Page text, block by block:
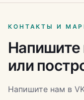
КОНТАКТЫ И
Напишите
или
Напишите нам в